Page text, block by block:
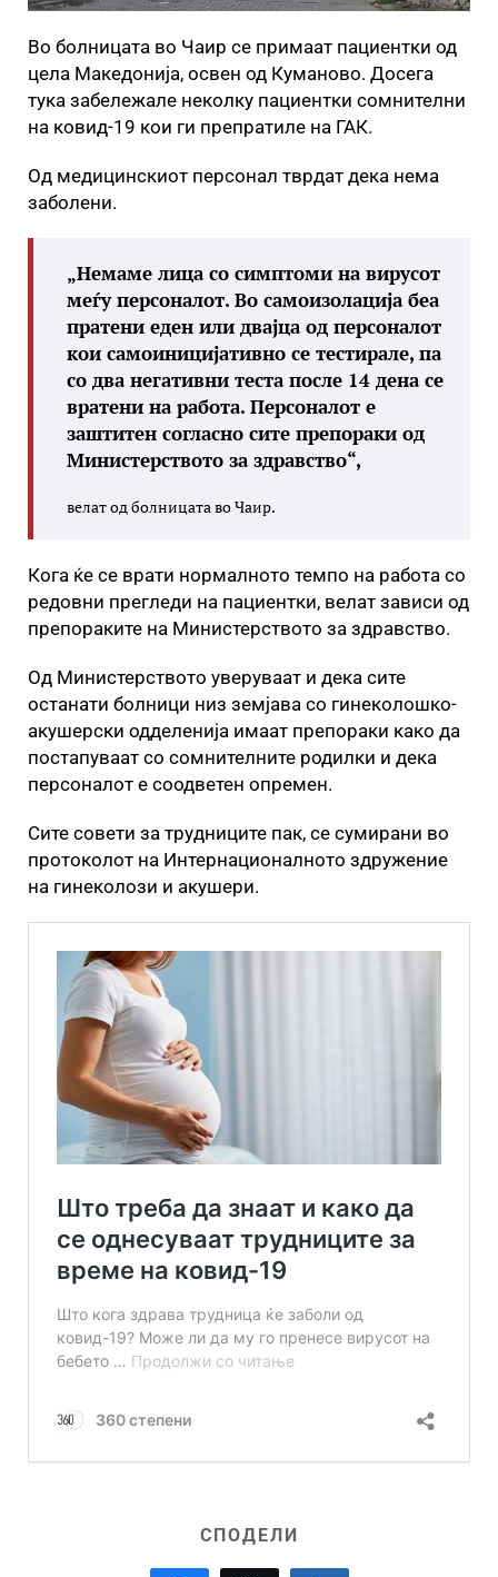
Во болницата во Чаир се примаат пациентки од
цела Македонија, освен од Куманово. Досега
тука забележале неколку пациентки сомнителни
на ковид-19 кои ги препратиле на ГАК.
Од медицинскиот персонал тврдат дека нема
заболени.
„Немаме лица со симптоми на вирусот
меѓу персоналот. Во самоизолација беа
пратени еден или двајца од персоналот
кои самоиницијативно се тестирале, па
со два негативни теста после 14 дена се
вратени на работа. Персоналот е
заштитен согласно сите препораки од
Министерството за здравство“,
велат од болницата во Чаир.
Кога ќе се врати нормалното темпо на работа со
редовни прегледи на пациентки, велат зависи од
препораките на Министерството за здравство.
Од Министерството уверуваат и дека сите
останати болници низ земјава со гинеколошко-
акушерски одделенија имаат препораки како да
постапуваат со сомнителните родилки и дека
персоналот е соодветен опремен.
Сите совети за трудниците пак, се сумирани во
протоколот на Интернационалното здружение
на гинеколози и акушери.
СПОДЕЛИ